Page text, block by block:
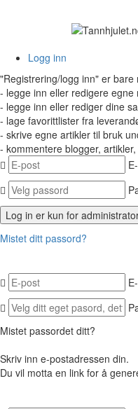
Logg inn
"Registrering/logg inn" er
- legge inn eller redigere egne
- legge inn eller rediger dine
- lage favorittlister fra
- skrive egne artikler til bruk
- kommentere blogger,
Mistet ditt passord?
Mistet passordet ditt?
Skriv inn e-postadressen din.
Du vil motta en link for å